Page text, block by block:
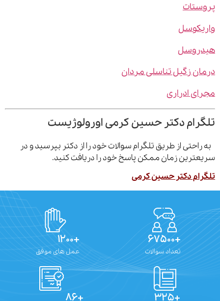
زگیل تناسلی مردان
ادراری
دکتر حسین کرمی اورولوژیست
از طریق تلگرام سوالات خود را از دکتر بپرسید و در
زمان ممکن پاسخ خود را دریافت کنید.
دکتر حسین کرمی
تعداد سوالات عمل های موفق